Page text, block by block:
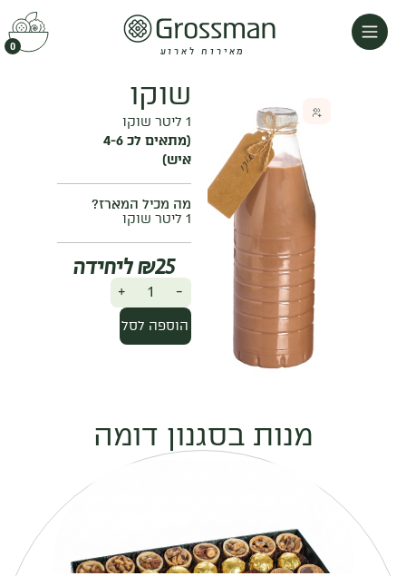
מאירוח לארוע 0
שוקו
(מתאים לכ 4-6
איש)
מה מכיל המארז?
₪25
הוספה לסל
מנות בסגנון דומה